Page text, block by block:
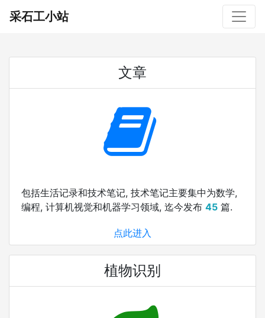
采石工小站
文章
包括生活记录和技术笔记, 技术笔记主要集中为数学,
编程, 计算机视觉和机器学习领域, 迄今发布 45 篇.
点此进入
植物识别